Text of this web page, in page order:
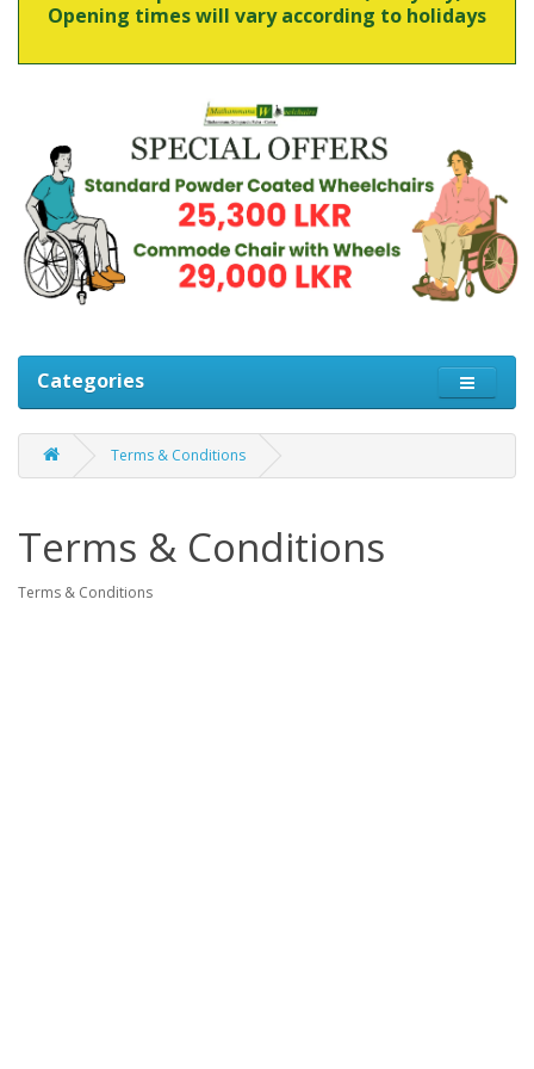
Opening times will vary according to holidays
Categories
Terms & Conditions
Terms & Conditions
Terms & Conditions